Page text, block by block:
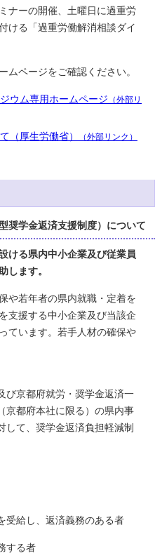
ナーの開催、土曜日に過重労
ける「過重労働解消相談ダイ
ページをご確認ください。
ウム専用ホームページ （外部リ
（厚生労働省） （外部リンク）
奨学金返済支援制度）について
ける県内中小企業及び従業員
します。
や若年者の県内就職・定着を
支援する中小企業及び当該企
ています。若手人材の確保や
び京都府就労・奨学金返済一
京都府本社に限る）の県内事
して、奨学金返済負担軽減制
受給し、返済義務のある者
する者